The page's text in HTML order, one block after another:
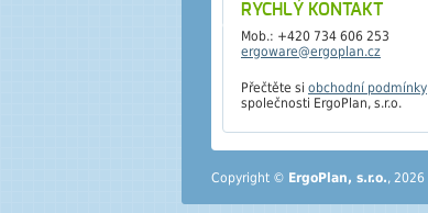
RYCHLÝ KONTAKT
Mob.: +420 734 606 253
ergoware@ergoplan.cz
Přečtěte si obchodní podmínky
společnosti ErgoPlan, s.r.o.
Copyright © ErgoPlan, s.r.o., 2026